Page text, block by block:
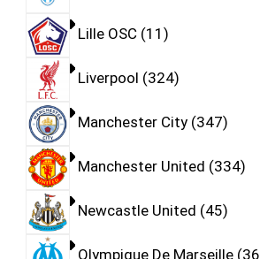
Lille OSC 11
Liverpool 324
Manchester City 347
Manchester United 334
Newcastle United 45
Olympique De Marseille 36